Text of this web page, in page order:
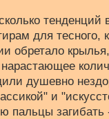
тенденций
для
обретало
душевно
и
пальцы